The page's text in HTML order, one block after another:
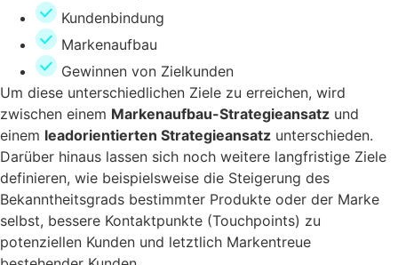
Kundenbindung
Markenaufbau
Gewinnen von Zielkunden
Um diese unterschiedlichen Ziele zu erreichen, wird
zwischen einem Markenaufbau-Strategieansatz und
einem leadorientierten Strategieansatz unterschieden.
Darüber hinaus lassen sich noch weitere langfristige Ziele
definieren, wie beispielsweise die Steigerung des
Bekanntheitsgrads bestimmter Produkte oder der Marke
selbst, bessere Kontaktpunkte (Touchpoints) zu
potenziellen Kunden und letztlich Markentreue